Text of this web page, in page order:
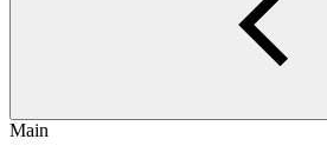
Main